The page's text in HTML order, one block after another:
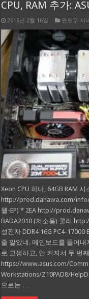
CPU, RAM 추가:
2016년 2월 16일 윈도우 서
Xeon CPU 하나, 64GB RAM
http://prod.danawa.com/info/
웰-EP) * 2EA http://
BADA2010 (저소음) 쿨러
성전자 DDR4 16G PC4-17000
줄 알았네. 메인보드를 들어
로 고생하고, 안 켜져서 두 번
https://www.asus.com/
Workstations/Z10PAD8/
으로는 …